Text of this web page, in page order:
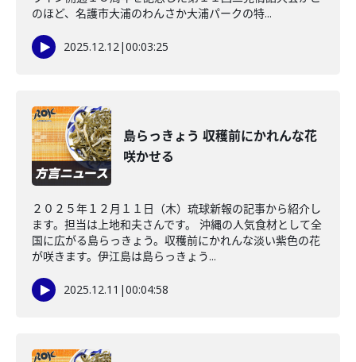
のほど、名護市大浦のわんさか大浦パークの特...
2025.12.12|00:03:25
島らっきょう 収穫前にかれんな花
咲かせる
２０２５年１２月１１日（木）琉球新報の記事から紹介し
ます。担当は上地和夫さんです。 沖縄の人気食材として全
国に広がる島らっきょう。収穫前にかれんな淡い紫色の花
が咲きます。伊江島は島らっきょう...
2025.12.11 |00:04:58